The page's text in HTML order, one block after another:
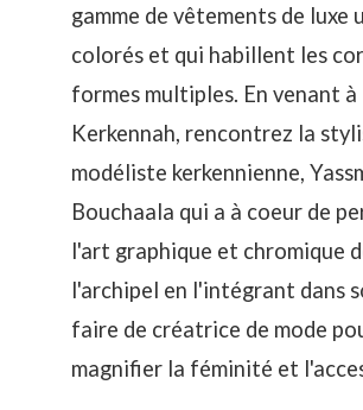
gamme de vêtements de luxe
colorés et qui habillent les
formes multiples. En venant à
Kerkennah, rencontrez la
modéliste kerkennienne,
Bouchaala qui a à coeur de
l'art graphique et chromique
l'archipel en l'intégrant dans
faire de créatrice de mode
magnifier la féminité et